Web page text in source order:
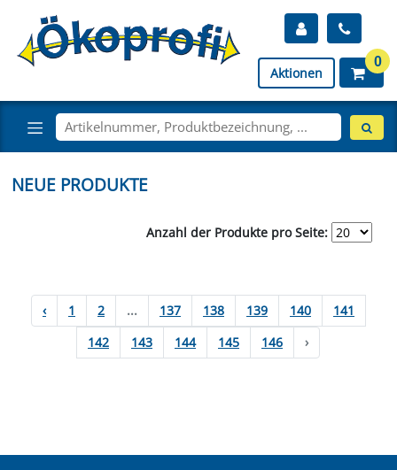
Aktionen
0
NEUE PRODUKTE
Anzahl der Produkte pro Seite:
‹ 1 2 ... 137 138 139 140
141
142
143 144 145 146 ›